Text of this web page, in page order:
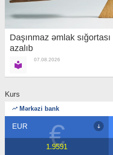
Daşınmaz əmlak
azalıb
07.08.2026
Kurs
Mərkəzi bank
€
EUR
1.9591